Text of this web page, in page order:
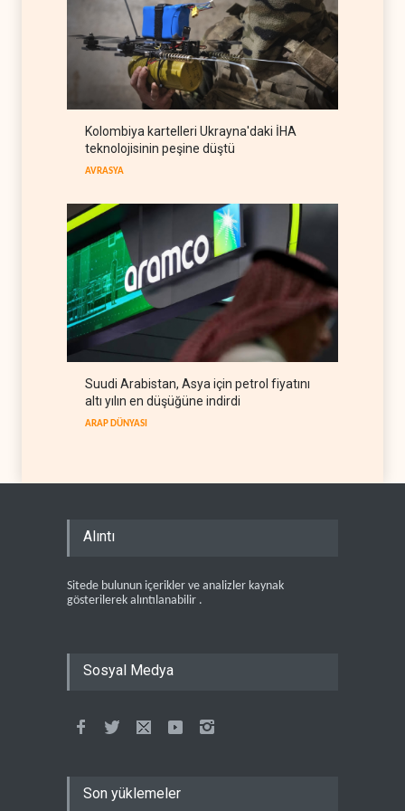
ABD seçimlerini riske atıyor
BATI YARIM KÜRE 06 Ağustos 2026
NYT: Kongre, ABD-İsrail
askeri ortaklığını yasayla
kalıcılaştırıyor
BATI YARIM KÜRE 06 Ağustos 2026
Maariv: Hizbullah oyunun
kurallarını değiştiriyor
Kolombiya kartelleri Ukrayna'daki İHA
teknolojisinin peşine düştü
AVRASYA
Suudi Arabistan, Asya için petrol fiyatını
altı yılın en düşüğüne indirdi
ARAP DÜNYASI
Alıntı
Sitede bulunun içerikler ve analizler kaynak
gösterilerek alıntılanabilir .
Sosyal Medya
Son yüklemeler